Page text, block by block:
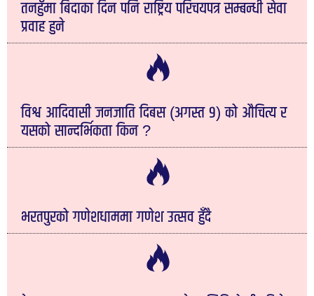
तनहुँमा बिदाका दिन पनि राष्ट्रिय परिचयपत्र सम्बन्धी सेवा
प्रवाह हुने
विश्व आदिवासी जनजाति दिबस (अगस्त ९) को औचित्य र
यसको सान्दर्भिकता किन ?
भरतपुरको गणेशधाममा गणेश उत्सव हुँदै